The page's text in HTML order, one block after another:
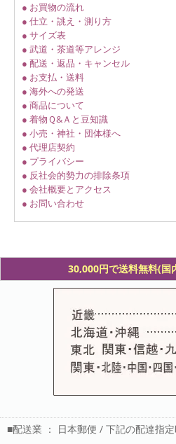
● お買物の流れ
● 仕立・誂え・測り方
● サイズ表
● 武道・茶道等アレンジ
● 配送・返品・キャンセル
● お支払・送料
● 海外への発送
● 商品について
● 着物Ｑ&Ａと豆知識
● 小売・神社・団体様へ
● 代理店契約
● プライバシー
● 反社会的勢力の排除条項
● 会社概要とアクセス
● お問い合わせ
30,000円で送料無料(国
■配送業 ： 日本郵便 / 下記の配達指定